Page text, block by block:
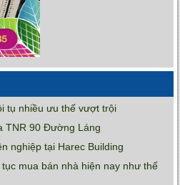
tụ nhiều ưu thế vượt trội
TNR 90 Đường Láng
nghiệp tại Harec Building
mua bán nhà hiện nay như thế